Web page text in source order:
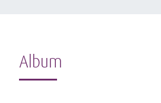
Album